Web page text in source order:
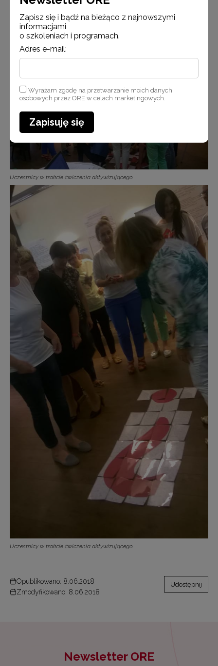
Uczestnicy w trakcie ćwiczenia aktywizującego
Uczestnicy w trakcie ćwiczenia aktywizującego
Uczestnicy w trakcie ćwiczenia aktywizującego
Opublikowano: 8.06.2018
Zmodyfikowano: 8.06.2018
Udostępnij
Newsletter ORE
Zapisz się i bądź na bieżąco z najnowszymi
informacjami
o szkoleniach i programach.
Adres e-mail:
Wyrażam zgodę na przetwarzanie moich danych
osobowych przez ORE w celach marketingowych.
Zapisuję się